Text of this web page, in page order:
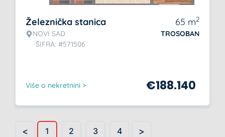
Železnička stanica
NOVI SAD
ŠIFRA: #571506
65 m2
TROSOBAN
Više o nekretnini > €188.140
< 1 2 3 4 >